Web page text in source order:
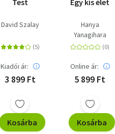
Test
David Szalay
Kiadói ár:
3 899 Ft
Kosárba
Egy kis élet
Hanya
Yanagihara
Online ár:
5 899 Ft
Kosárba